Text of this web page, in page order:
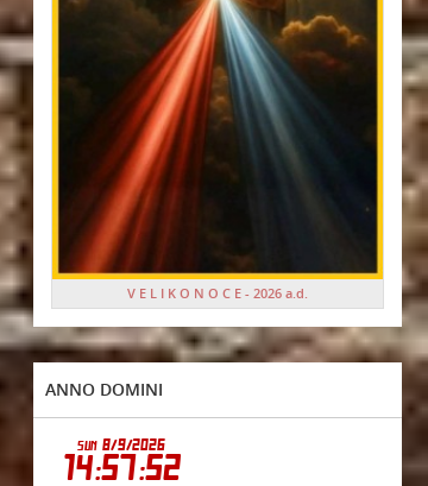
V E L I K O N O C E - 2026 a.d.
ANNO DOMINI